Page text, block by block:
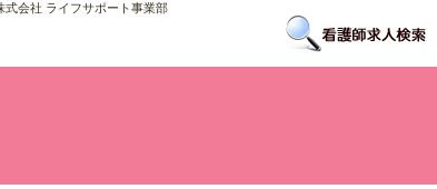
式会社 ライフサポート事業部